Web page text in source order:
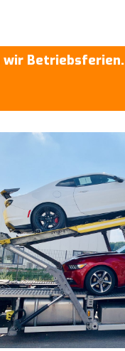
wir Betriebsferien.